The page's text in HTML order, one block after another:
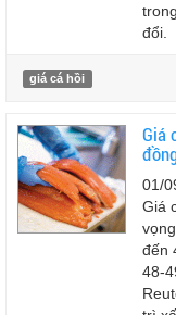
đổi.
giá cá hồi
Giá
01/
Giá
đến
48-